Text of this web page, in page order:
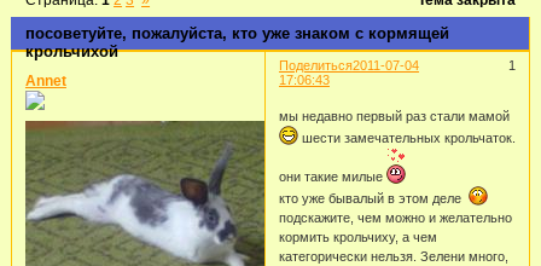
посоветуйте, пожалуйста, кто уже знаком с кормящей
крольчихой
Поделиться 1
2011-07-04
17:06:43
Annet
мы недавно первый раз стали мамой
шести замечательных крольчаток.
они такие милые
кто уже бывалый в этом деле
подскажите, чем можно и желательно
кормить крольчиху, а чем
категорически нельзя. Зелени много,